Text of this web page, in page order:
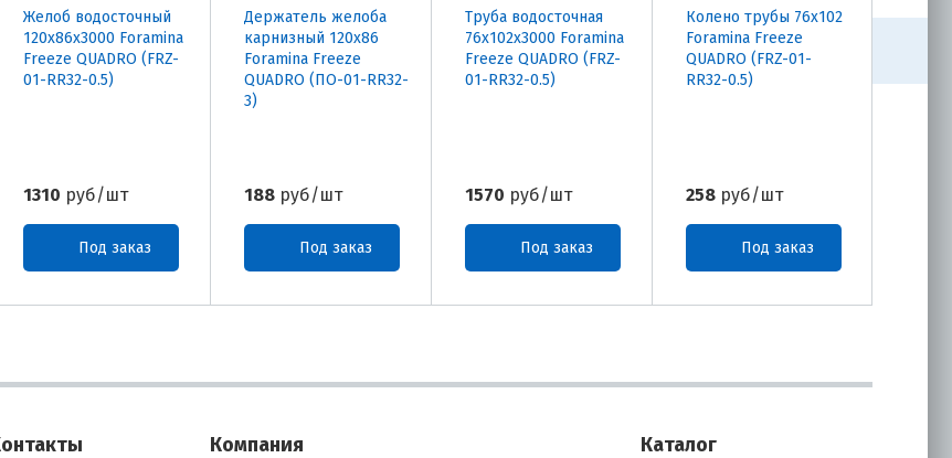
Желоб водосточный
120х86х3000 Foramina
Freeze QUADRO (FRZ-
01-RR32-0.5)
1310 руб/шт
Под заказ
Держатель желоба
карнизный 120х86
Foramina Freeze
QUADRO (ПО-01-RR32-
3)
188 руб/шт
Под заказ
Труба водосточная
76х102х3000 Foramina
Freeze QUADRO (FRZ-
01-RR32-0.5)
1570 руб/шт
Под заказ
Колено трубы 76х102
Foramina Freeze
QUADRO (FRZ-01-
RR32-0.5)
258 руб/шт
Под заказ
Угол
Компания Каталог